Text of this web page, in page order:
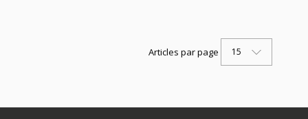
Articles par page 15